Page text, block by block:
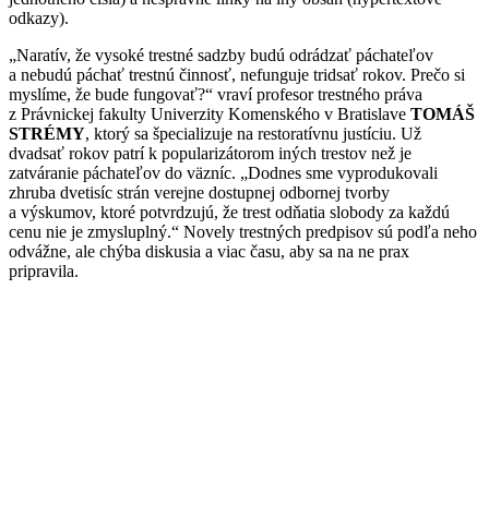
odkazy).
„Naratív, že vysoké trestné sadzby budú odrádzať páchateľov
a nebudú páchať trestnú činnosť, nefunguje tridsať rokov. Prečo si
myslíme, že bude fungovať?“ vraví profesor trestného práva
z Právnickej fakulty Univerzity Komenského v Bratislave TOMÁŠ
STRÉMY, ktorý sa špecializuje na restoratívnu justíciu. Už
dvadsať rokov patrí k popularizátorom iných trestov než je
zatváranie páchateľov do väzníc. „Dodnes sme vyprodukovali
zhruba dvetisíc strán verejne dostupnej odbornej tvorby
a výskumov, ktoré potvrdzujú, že trest odňatia slobody za každú
cenu nie je zmysluplný.“ Novely trestných predpisov sú podľa neho
odvážne, ale chýba diskusia a viac času, aby sa na ne prax
pripravila.